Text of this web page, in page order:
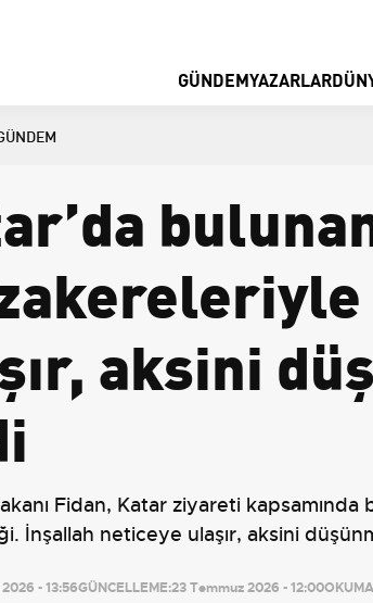
GÜNDEMYAZARLAR
aksini
Fidan, Katar ziyareti
İnşallah neticeye ulaşır, aksini
2026 - 13:56GÜNCELLEME:23 Temmuz 2026 - 12:00